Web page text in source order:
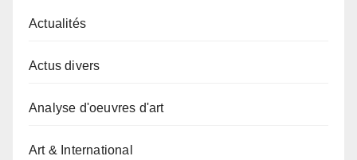
Actualités
Actus divers
Analyse d'oeuvres d'art
Art & International